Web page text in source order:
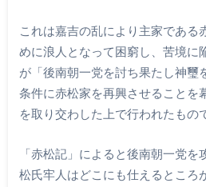
これは嘉吉の乱により主家である
めに浪人となって困窮し、苦境に
が「後南朝一党を討ち果たし神璽
条件に赤松家を再興させることを
を取り交わした上で行われたもの
「赤松記」によると後南朝一党
松氏牢人はどこにも仕えるところ